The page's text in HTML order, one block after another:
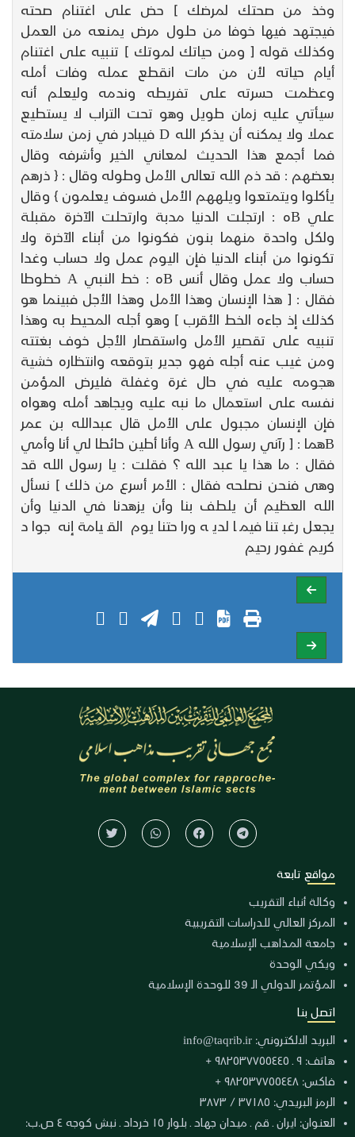
وخذ من صحتك لمرضك ] حض على اغتنام صحته
فيجتهد فيها خوفا من حلول مرض يمنعه من العمل
وكذلك قوله [ ومن حياتك لموتك ] تنبيه على اغتنام
أيام حياته لأن من مات انقطع عمله وفات أمله
وعظمت حسرته على تفريطه وندمه وليعلم أنه
سيأتي عليه زمان طويل وهو تحت التراب لا يستطيع
عملا ولا يمكنه أن يذكر الله D فيبادر في زمن سلامته
فما أجمع هذا الحديث لمعاني الخير وأشرفه وقال
بعضهم : قد ذم الله تعالى الأمل وطوله وقال : { ذرهم
يأكلوا ويتمتعوا ويلههم الأمل فسوف يعلمون } وقال
علي Bه : ارتجلت الدنيا مدبة وارتحلت الآخرة مقبلة
ولكل واحدة منهما بنون فكونوا من أبناء الآخرة ولا
تكونوا من أبناء الدنيا فإن اليوم عمل ولا حساب وغدا
حساب ولا عمل وقال أنس Bه : خط النبي A خطوطا
فقال : [ هذا الإنسان وهذا الأمل وهذا الأجل فبينما هو
كذلك إذ جاءه الخط الأقرب ] وهو أجله المحيط به وهذا
تنبيه على تقصير الأمل واستقصار الأجل خوف بغتته
ومن غيب عنه أجله فهو جدير بتوقعه وانتظاره خشية
هجومه عليه في حال غرة وغفلة فليرض المؤمن
نفسه على استعمال ما نبه عليه ويجاهد أمله وهواه
فإن الإنسان مجبول على الأمل قال عبدالله بن عمر
Bهما : [ رآني رسول الله A وأنا أطين حائطا لي أنا وأمي
فقال : ما هذا يا عبد الله ؟ فقلت : يا رسول الله قد
وهى فنحن نصلحه فقال : الأمر أسرع من ذلك ] نسأل
الله العظيم أن يلطف بنا وأن يزهدنا في الدنيا وأن
يجعل رغبتنا فيما لديه وراحتنا يوم القيامة إنه جواد
كريم غفور رحيم
مواقع تابعة
وكالة أنباء التقريب
المركز العالي للدراسات التقريبية
جامعة المذاهب الإسلامية
ويكي الوحدة
المؤتمر الدولي الـ 39 للوحدة الإسلامية
اتصل بنا
البريد الالكتروني: info@taqrib.ir
هاتف: ٩ ـ ٩٨٢٥٣٧٧٥٥٤٤٥ +
فاكس: ٩٨٢٥٣٧٧٥٥٤٤٨ +
الرمز البريدي: ٣٧١٨٥ / ٣٨٧٣
العنوان: ايران ـ قم ـ ميدان جهاد ـ بلوار ١٥ خرداد ـ نبش كوجه ٤ ص.ب: